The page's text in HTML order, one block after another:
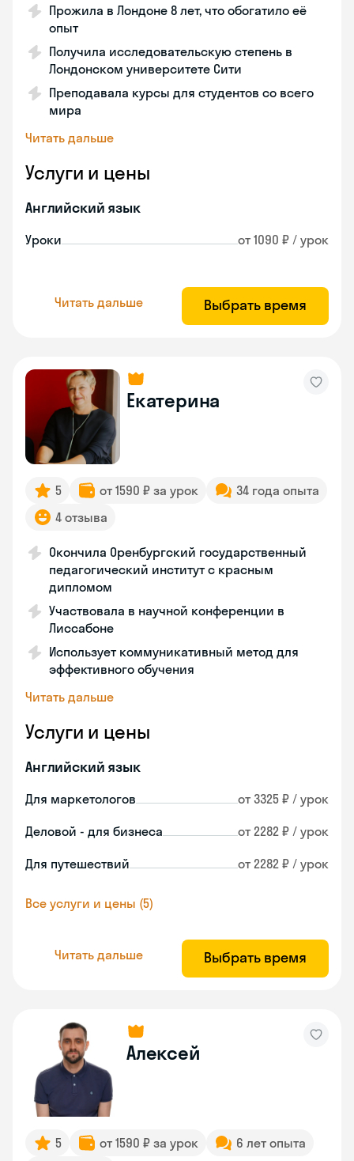
Прожила в Лондоне 8 лет, что обогатило её
опыт
Получила исследовательскую степень в
Лондонском университете Сити
Преподавала курсы для студентов со всего
мира
Читать дальше
Услуги и цены
Английский язык
Уроки от 1090 ₽ / урок
Читать дальше Выбрать время
Екатерина
5 от 1590 ₽ за урок
34 года опыта
4 отзыва
Окончила Оренбургский государственный
педагогический институт с красным
дипломом
Участвовала в научной конференции в
Лиссабоне
Использует коммуникативный метод для
эффективного обучения
Читать дальше
Услуги и цены
Английский язык
Для маркетологов от 3325 ₽ / урок
Деловой - для бизнеса от 2282 ₽ / урок
Для путешествий от 2282 ₽ / урок
Все услуги и цены (5)
Читать дальше Выбрать время
Алексей
5 от 1590 ₽ за урок
6 лет опыта